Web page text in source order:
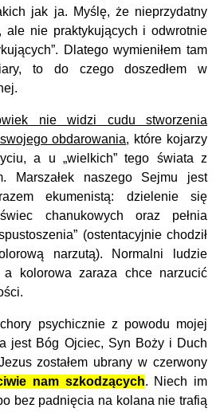
jak ja. Myślę, że nieprzydatny
ale nie praktykujących i odwrotnie
Dlatego wymieniłem tam
to do czego doszedłem w
nie widzi cudu stworzenia
obdarowania, które kojarzy
a u „wielkich” tego świata z
Marszałek naszego Sejmu jest
ekumenistą: dzielenie się
chanukowych oraz pełnia
(ostentacyjnie chodził
narzutą). Normalni ludzie
kolorowa zaraza chce narzucić
psychicznie z powodu mojej
jest Bóg Ojciec, Syn Boży i Duch
zostałem ubrany w czerwony
nam szkodzących. Niech im
bez padnięcia na kolana nie trafią